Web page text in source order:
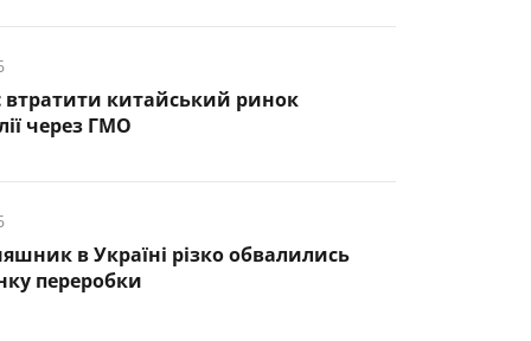
втратити китайський ринок
через ГМО
в Україні різко обвалились
переробки